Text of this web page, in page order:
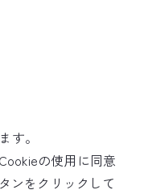
す。
の使用に同意
ンをクリックして